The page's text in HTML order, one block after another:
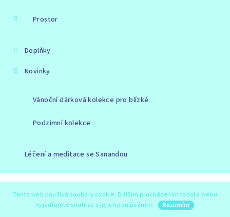
Tento web používá soubory cookie. Dalším procházením tohoto webu
vyjadřujete souhlas s jejich používáním.
Rozumím
Prostor
Doplňky
Novinky
Vánoční dárková kolekce pro blízké
Podzimní kolekce
Léčení a meditace se Sanandou
Vytvořil Shoptet